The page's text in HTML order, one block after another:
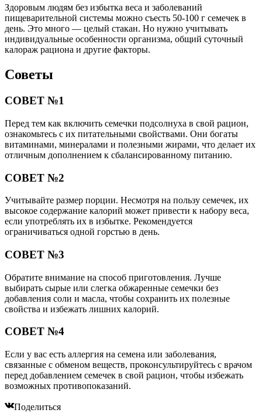
Здоровым людям без избытка веса и заболеваний
пищеварительной системы можно съесть 50-100 г семечек в
день. Это много — целый стакан. Но нужно учитывать
индивидуальные особенности организма, общий суточный
калораж рациона и другие факторы.
Советы
СОВЕТ №1
Перед тем как включить семечки подсолнуха в свой рацион,
ознакомьтесь с их питательными свойствами. Они богаты
витаминами, минералами и полезными жирами, что делает их
отличным дополнением к сбалансированному питанию.
СОВЕТ №2
Учитывайте размер порции. Несмотря на пользу семечек, их
высокое содержание калорий может привести к набору веса,
если употреблять их в избытке. Рекомендуется
ограничиваться одной горстью в день.
СОВЕТ №3
Обратите внимание на способ приготовления. Лучше
выбирать сырые или слегка обжаренные семечки без
добавления соли и масла, чтобы сохранить их полезные
свойства и избежать лишних калорий.
СОВЕТ №4
Если у вас есть аллергия на семена или заболевания,
связанные с обменом веществ, проконсультируйтесь с врачом
перед добавлением семечек в свой рацион, чтобы избежать
возможных противопоказаний.
Поделиться